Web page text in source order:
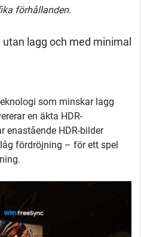
förhållanden.
lagg och med minimal
som minskar lagg
en äkta HDR-
enastående HDR-bilder
fördröjning – för ett spel